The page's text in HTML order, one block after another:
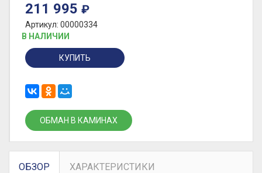
211 995 ₽
Артикул: 00000334
В НАЛИЧИИ
КУПИТЬ
ОБМАН В КАМИНАХ
ОБЗОР ХАРАКТЕРИСТИКИ